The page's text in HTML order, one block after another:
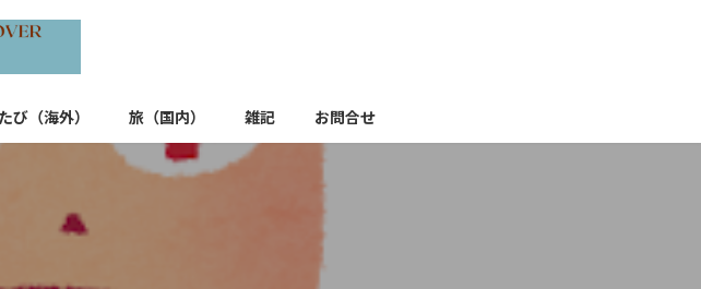
たび（海外） 旅（国内） 雑記 お問合せ